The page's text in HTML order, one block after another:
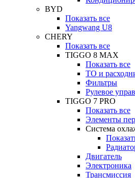
BYD
Показать все
Yangwang U8
CHERY
Показать все
TIGGO 8 MAX
Показать все
ТО и
Фильтры
Рулевое
TIGGO 7 PRO
Показать все
Элементы
Система
Двигатель
Электроника
Трансмиссия